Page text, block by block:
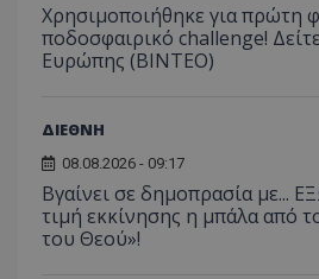
Χρησιμοποιήθηκε για πρώτη
ποδοσφαιρικό challenge!
Ευρώπης (ΒΙΝΤΕΟ)
ΔΙΕΘΝΗ
08.08.2026 - 09:17
Βγαίνει σε δημοπρασία με...
τιμή εκκίνησης η μπάλα από
του Θεού»!